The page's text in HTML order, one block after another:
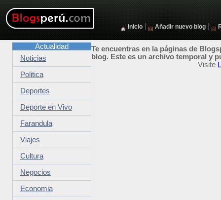
Inicio Añadir nuevo blog
Te encuentras en la páginas de
blog. Este es un archivo temporal y
Visite
Actualidad
Noticias
Politica
Deportes
Deporte en Vivo
Farandula
Viajes
Cultura
Negocios
Economia